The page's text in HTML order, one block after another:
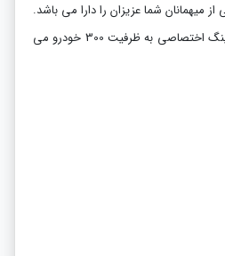
میهمانان شما عزیزان را دارا می باشد.
تالار پردیسان پونک دارای پارکینگ اختصاصی به ظرفیت 300 خودرو می